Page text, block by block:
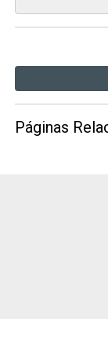
Páginas